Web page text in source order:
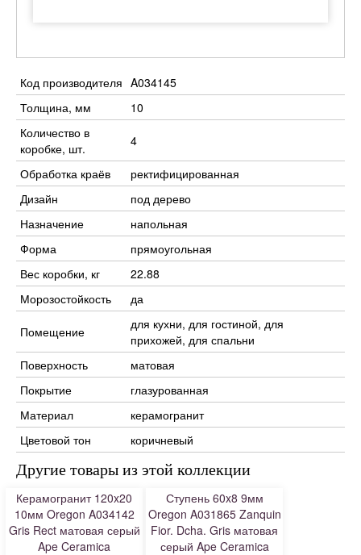
Код производителя A034145
Толщина, мм
10
Количество в
коробке, шт.
4
Обработка краёв
ректифицированная
Дизайн
под дерево
Назначение
напольная
Форма
прямоугольная
Вес коробки, кг
22.88
Морозостойкость
да
Помещение
для кухни, для гостиной, для
прихожей, для спальни
Поверхность
матовая
Покрытие
глазурованная
Материал
керамогранит
Цветовой тон
коричневый
Другие товары из этой коллекции
Керамогранит 120x20
10мм Oregon A034142
Gris Rect матовая серый
Ape Ceramica
Ступень 60x8 9мм
Oregon A031865 Zanquin
Fior. Dcha. Gris матовая
серый Ape Ceramica